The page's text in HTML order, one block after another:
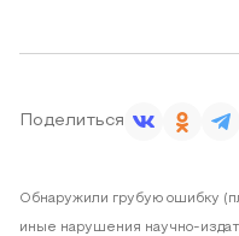
Поделиться
Обнаружили грубую ошибку
иные нарушения научно-